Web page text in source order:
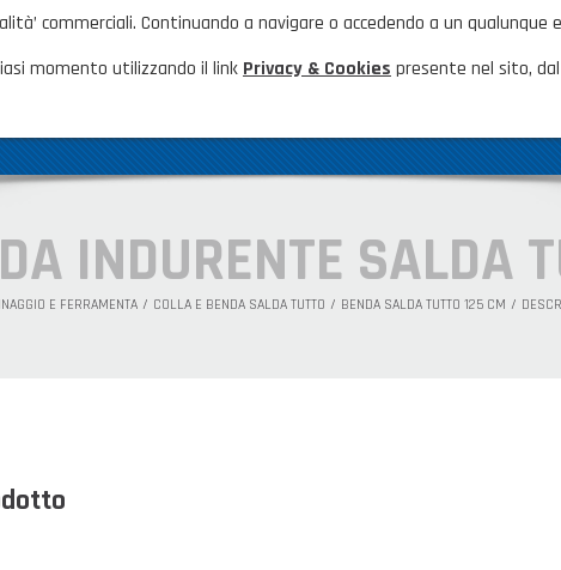
HOME NOVITÀ ED EVENTI FAQ
INDURENTE SALDA
E FERRAMENTA COLLA E BENDA SALDA TUTTO BENDA SALDA TUTTO 125 CM
commerciali. Continuando a navigare o accedendo a un
momento utilizzando il link Privacy & Cookies presente nel sito,